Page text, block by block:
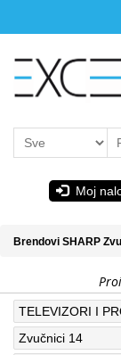
Moj
Brendovi SHARP
TELEVIZORI I
Zvučnici 14